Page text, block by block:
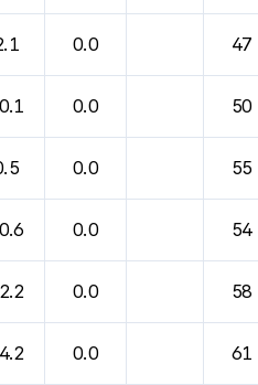
0.0 47
0.0 50
0.0 55
0.0 54
0.0 58
0.0 61